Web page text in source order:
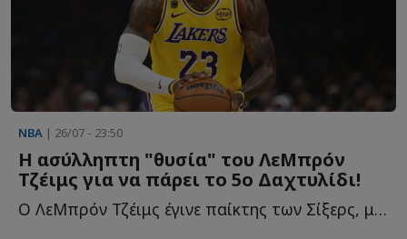
NBA | 26/07 - 23:50
Η ασύλληπτη "θυσία" του ΛεΜπρόν
Τζέιμς για να πάρει το 5ο Δαχτυλίδι!
Ο ΛεΜπρόν Τζέιμς έγινε παίκτης των Σίξερς, με τρόπο π...